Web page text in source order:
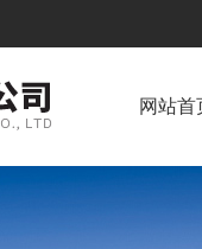
网站首